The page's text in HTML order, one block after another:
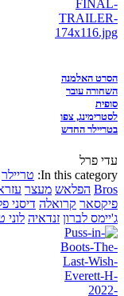
הסרט האלמנה
השחורה עובר
סופית
לסטרימינג, צפו
בטריילר החדש
עדי פרל
In this category: טריילר
Bros הפלאש מעצר
פיקסאר קרואלה דיסני
ג'יימס לברון זנדאיה לוני